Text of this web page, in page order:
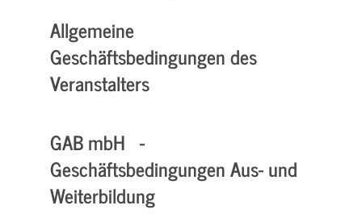
Allgemeine
Geschäftsbedingungen des
Veranstalters
GAB mbH -
Geschäftsbedingungen Aus- und
Weiterbildung